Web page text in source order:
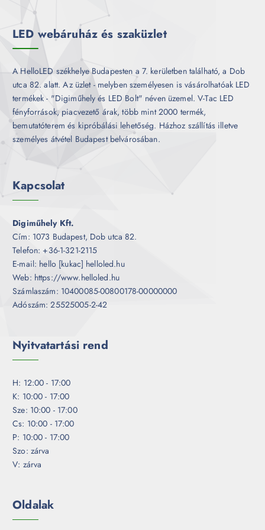
LED webáruház és szaküzlet
A HelloLED székhelye Budapesten a 7. kerületben található, a Dob
utca 82. alatt. Az üzlet - melyben személyesen is vásárolhatóak LED
termékek - "Digiműhely és LED Bolt" néven üzemel. V-Tac LED
fényforrások, piacvezető árak, több mint 2000 termék,
bemutatóterem és kipróbálási lehetőség. Házhoz szállítás illetve
személyes átvétel Budapest belvárosában.
Kapcsolat
Digiműhely Kft.
Cím: 1073 Budapest, Dob utca 82.
Telefon: +36-1-321-2115
E-mail: hello [kukac] helloled.hu
Web: https://www.helloled.hu
Számlaszám: 10400085-00800178-00000000
Adószám: 25525005-2-42
Nyitvatartási rend
H: 12:00 - 17:00
K: 10:00 - 17:00
Sze: 10:00 - 17:00
Cs: 10:00 - 17:00
P: 10:00 - 17:00
Szo: zárva
V: zárva
Oldalak